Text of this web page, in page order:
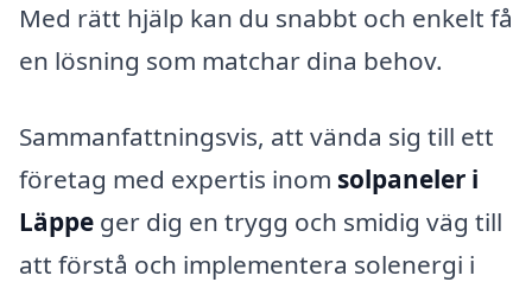
Med rätt hjälp kan du snabbt och enkelt få
en lösning som matchar dina behov.
Sammanfattningsvis, att vända sig till ett
företag med expertis inom solpaneler i
Läppe ger dig en trygg och smidig väg till
att förstå och implementera solenergi i